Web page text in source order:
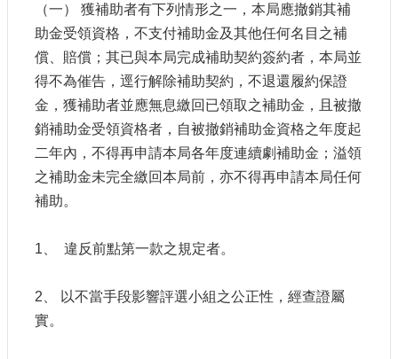
（一） 獲補助者有下列情形之一，本局應撤銷其補
助金受領資格，不支付補助金及其他任何名目之補
償、賠償；其已與本局完成補助契約簽約者，本局並
得不為催告，逕行解除補助契約，不退還履約保證
金，獲補助者並應無息繳回已領取之補助金，且被撤
銷補助金受領資格者，自被撤銷補助金資格之年度起
二年內，不得再申請本局各年度連續劇補助金；溢領
之補助金未完全繳回本局前，亦不得再申請本局任何
補助。
1、 違反前點第一款之規定者。
2、 以不當手段影響評選小組之公正性，經查證屬
實。